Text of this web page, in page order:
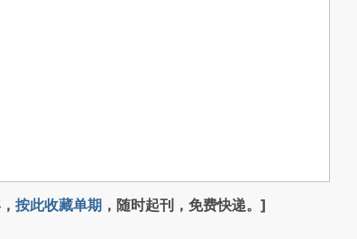
， 按此收藏单期 ，随时起刊，免费快递。]